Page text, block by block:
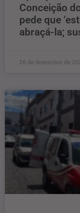
Conceição
pede que
abraçá-la;
26 de dezembro de